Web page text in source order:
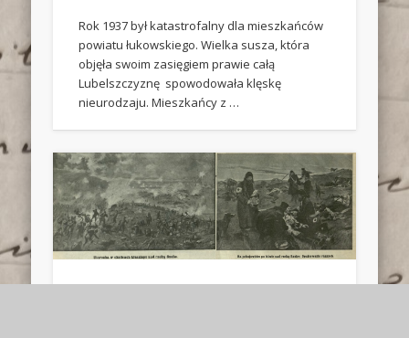
Rok 1937 był katastrofalny dla mieszkańców
powiatu łukowskiego. Wielka susza, która
objęła swoim zasięgiem prawie całą
Lubelszczyznę spowodowała klęskę
nieurodzaju. Mieszkańcy z …
Mieszkańcy powiatu